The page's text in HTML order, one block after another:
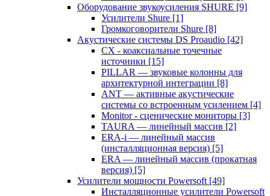
Оборудование звукоусиления SHURE [9]
Усилители Shure [1]
Громкоговорители Shure [8]
Акустические системы DS Proaudio [42]
CX - коаксиальные точечные
источники [15]
PILLAR — звуковые колонны для
архитектурной интеграции [8]
ANT — активные акустические
системы со встроенным усилением [4]
Monitor - сценические мониторы [3]
TAURA — линейный массив [2]
ERA-i — линейный массив
(инсталляционная версия) [5]
ERA — линейный массив (прокатная
версия) [5]
Усилители мощности Powersoft [49]
Инсталляционные усилители Powersoft